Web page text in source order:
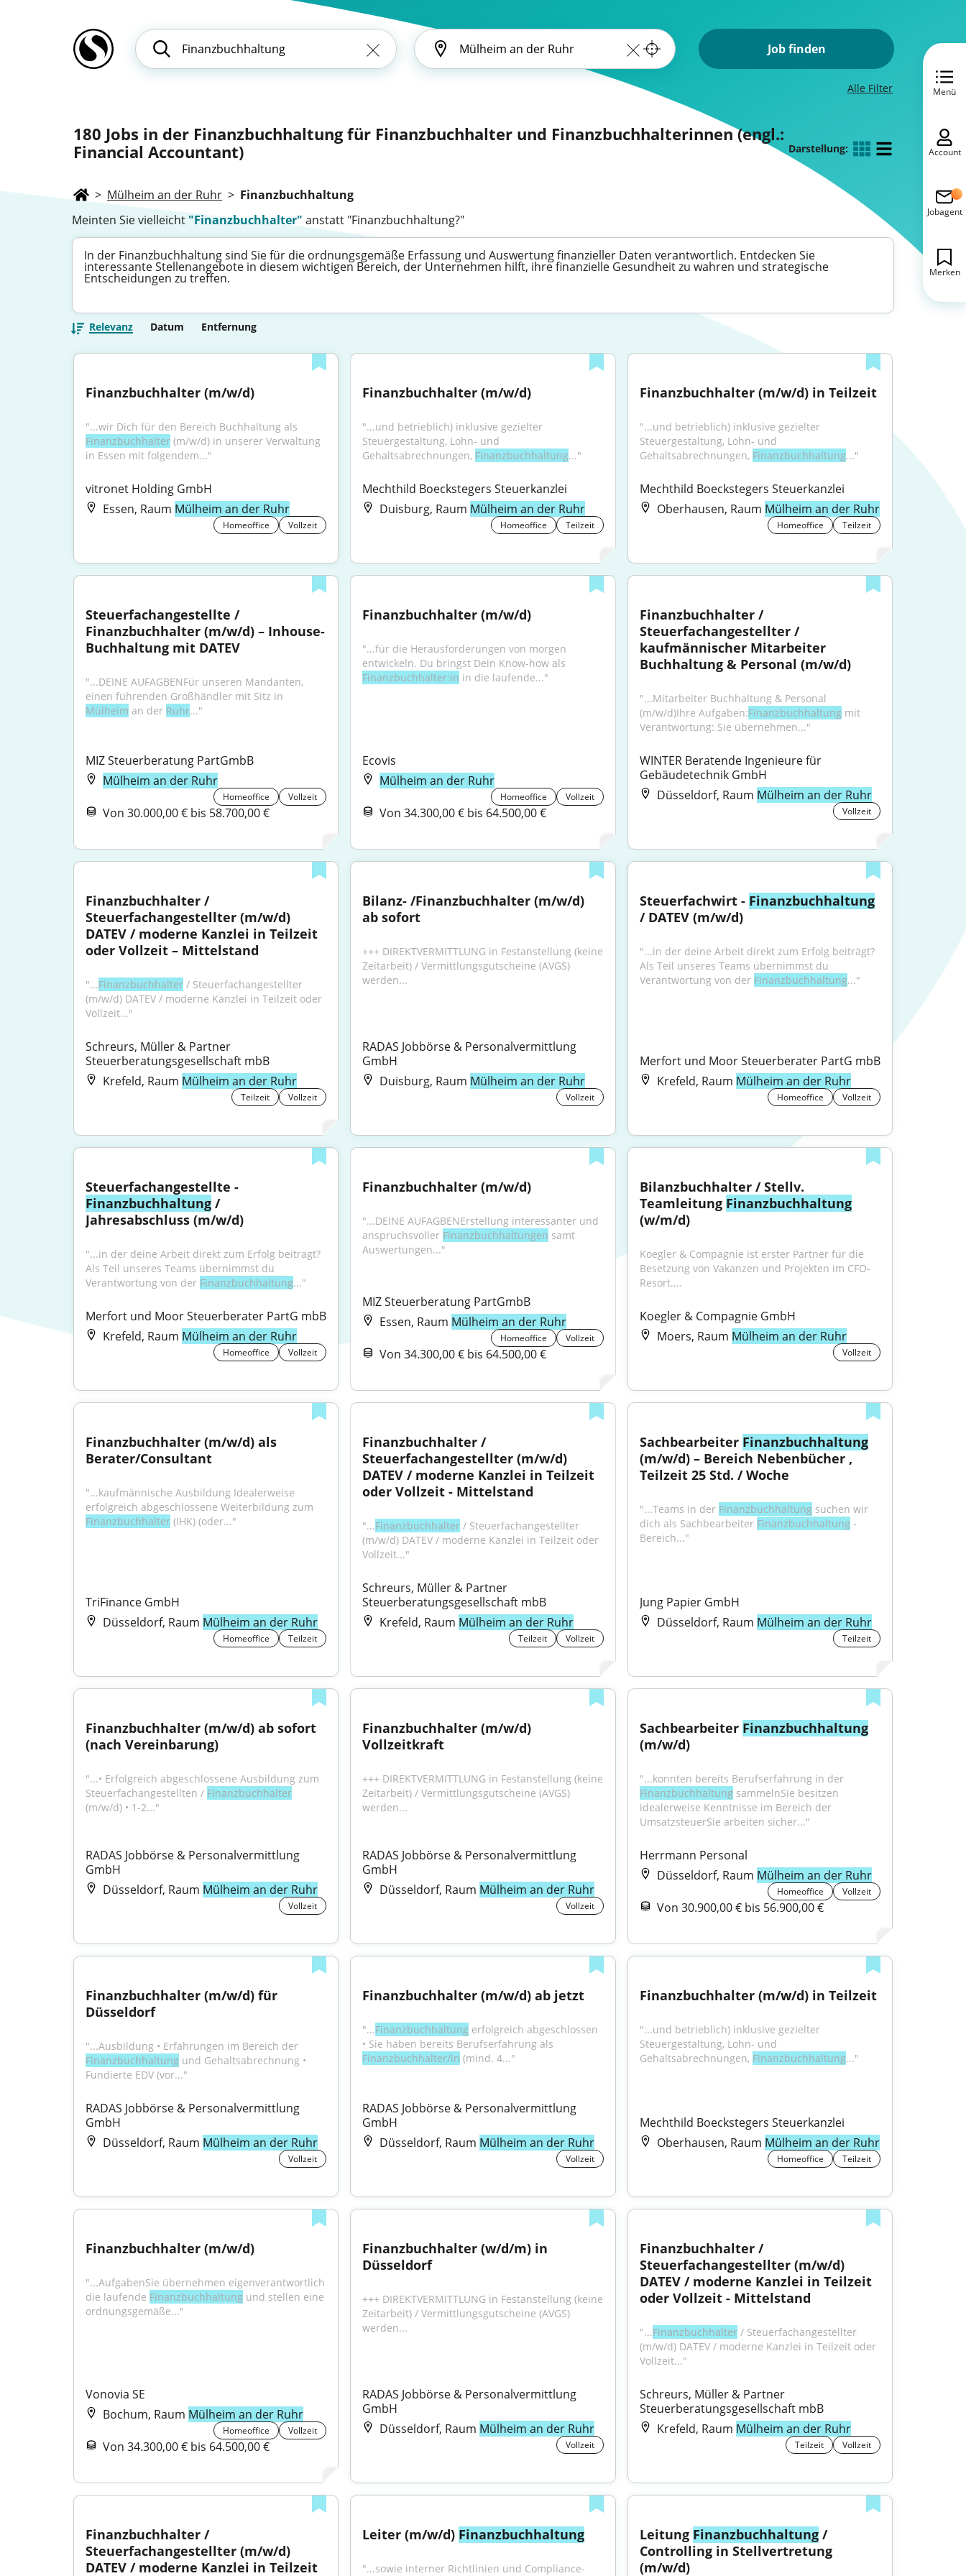
Job finden
Alle Filter
180 Jobs in der Finanzbuchhaltung für Finanzbuchhalter und Finanzbuchhalterinnen (engl.:
Financial Accountant)
Darstellung:
> Mülheim an der Ruhr > Finanzbuchhaltung
Meinten Sie vielleicht "Finanzbuchhalter" anstatt "Finanzbuchhaltung?"
In der Finanzbuchhaltung sind Sie für die ordnungsgemäße Erfassung und Auswertung finanzieller Daten verantwortlich. Entdecken Sie
interessante Stellenangebote in diesem wichtigen Bereich, der Unternehmen hilft, ihre finanzielle Gesundheit zu wahren und strategische
Entscheidungen zu treffen.
Relevanz Datum Entfernung
Finanzbuchhalter (m/w/d)
Finanzbuchhalter (m/w/d) in unserer Verwaltung
in Essen mit folgendem..."
vitronet Holding GmbH
Essen, Raum Mülheim an der Ruhr
Homeoffice Vollzeit
Finanzbuchhalter (m/w/d)
"...und betrieblich) inklusive gezielter
Steuergestaltung, Lohn- und
Gehaltsabrechnungen, Finanzbuchhaltung..."
Mechthild Boeckstegers Steuerkanzlei
Duisburg, Raum Mülheim an der Ruhr
Homeoffice Teilzeit
Finanzbuchhalter (m/w/d) in Teilzeit
"...und betrieblich) inklusive gezielter
Steuergestaltung, Lohn- und
Gehaltsabrechnungen, Finanzbuchhaltung..."
Mechthild Boeckstegers Steuerkanzlei
Oberhausen, Raum Mülheim an der Ruhr
Homeoffice Teilzeit
Steuerfachangestellte /
Finanzbuchhalter (m/w/d) – Inhouse-
Buchhaltung mit DATEV
"...DEINE AUFAGBENFür unseren Mandanten,
Mülheim an der Ruhr..."
MIZ Steuerberatung PartGmbB
Mülheim an der Ruhr
Homeoffice Vollzeit
Von 30.000,00 € bis 58.700,00 €
Finanzbuchhalter (m/w/d)
"...für die Herausforderungen von morgen
Finanzbuchhalter:in in die laufende..."
Ecovis
Mülheim an der Ruhr
Homeoffice Vollzeit
Von 34.300,00 € bis 64.500,00 €
Finanzbuchhalter /
Steuerfachangestellter /
kaufmännischer Mitarbeiter
Buchhaltung & Personal (m/w/d)
"...Mitarbeiter Buchhaltung & Personal
(m/w/d)Ihre Aufgaben:Finanzbuchhaltung mit
Verantwortung: Sie übernehmen..."
WINTER Beratende Ingenieure für
Gebäudetechnik GmbH
Düsseldorf, Raum Mülheim an der Ruhr
Vollzeit
Finanzbuchhalter /
Steuerfachangestellter (m/w/d)
DATEV / moderne Kanzlei in Teilzeit
oder Vollzeit – Mittelstand
"...Finanzbuchhalter / Steuerfachangestellter
(m/w/d) DATEV / moderne Kanzlei in Teilzeit oder
Vollzeit..."
Schreurs, Müller & Partner
Steuerberatungsgesellschaft mbB
Krefeld, Raum Mülheim an der Ruhr
Teilzeit Vollzeit
Bilanz- /Finanzbuchhalter (m/w/d)
ab sofort
+++ DIREKTVERMITTLUNG in Festanstellung (keine
Zeitarbeit) / Vermittlungsgutscheine (AVGS)
werden...
RADAS Jobbörse & Personalvermittlung
GmbH
Duisburg, Raum Mülheim an der Ruhr
Vollzeit
Steuerfachwirt - Finanzbuchhaltung
/ DATEV (m/w/d)
"...in der deine Arbeit direkt zum Erfolg beiträgt?
Als Teil unseres Teams übernimmst du
Verantwortung von der Finanzbuchhaltung..."
Merfort und Moor Steuerberater PartG mbB
Krefeld, Raum Mülheim an der Ruhr
Homeoffice Vollzeit
Finanzbuchhaltung /
Jahresabschluss (m/w/d)
"...in der deine Arbeit direkt zum Erfolg beiträgt?
Als Teil unseres Teams übernimmst du
Verantwortung von der Finanzbuchhaltung..."
Merfort und Moor Steuerberater PartG mbB
Krefeld, Raum Mülheim an der Ruhr
Homeoffice Vollzeit
Finanzbuchhalter (m/w/d)
"...DEINE AUFAGBENErstellung interessanter und
anspruchsvoller Finanzbuchhaltungen samt
Auswertungen..."
MIZ Steuerberatung PartGmbB
Essen, Raum Mülheim an der Ruhr
Homeoffice Vollzeit
Von 34.300,00 € bis 64.500,00 €
Bilanzbuchhalter / Stellv.
Teamleitung Finanzbuchhaltung
(w/m/d)
Koegler & Compagnie ist erster Partner für die
Besetzung von Vakanzen und Projekten im CFO-
Resort....
Koegler & Compagnie GmbH
Moers, Raum Mülheim an der Ruhr
Vollzeit
Finanzbuchhalter (m/w/d) als
Berater/Consultant
"...kaufmännische Ausbildung Idealerweise
Finanzbuchhalter (IHK) (oder..."
TriFinance GmbH
Düsseldorf, Raum Mülheim an der Ruhr
Homeoffice Teilzeit
Finanzbuchhalter /
Steuerfachangestellter (m/w/d)
DATEV / moderne Kanzlei in Teilzeit
oder Vollzeit - Mittelstand
"...Finanzbuchhalter / Steuerfachangestellter
(m/w/d) DATEV / moderne Kanzlei in Teilzeit oder
Vollzeit..."
Schreurs, Müller & Partner
Steuerberatungsgesellschaft mbB
Krefeld, Raum Mülheim an der Ruhr
Teilzeit Vollzeit
Sachbearbeiter Finanzbuchhaltung
(m/w/d) – Bereich Nebenbücher ,
Teilzeit 25 Std. / Woche
"...Teams in der Finanzbuchhaltung suchen wir
dich als Sachbearbeiter Finanzbuchhaltung -
Bereich..."
Jung Papier GmbH
Düsseldorf, Raum Mülheim an der Ruhr
Teilzeit
Finanzbuchhalter (m/w/d) ab sofort
(nach Vereinbarung)
"...• Erfolgreich abgeschlossene Ausbildung zum
Steuerfachangestellten / Finanzbuchhalter
(m/w/d) • 1-2..."
RADAS Jobbörse & Personalvermittlung
GmbH
Düsseldorf, Raum Mülheim an der Ruhr
Vollzeit
Finanzbuchhalter (m/w/d)
Vollzeitkraft
+++ DIREKTVERMITTLUNG in Festanstellung (keine
Zeitarbeit) / Vermittlungsgutscheine (AVGS)
werden...
RADAS Jobbörse & Personalvermittlung
GmbH
Düsseldorf, Raum Mülheim an der Ruhr
Vollzeit
Sachbearbeiter Finanzbuchhaltung
(m/w/d)
"...konnten bereits Berufserfahrung in der
Finanzbuchhaltung sammelnSie besitzen
idealerweise Kenntnisse im Bereich der
UmsatzsteuerSie arbeiten sicher..."
Herrmann Personal
Düsseldorf, Raum Mülheim an der Ruhr
Homeoffice Vollzeit
Von 30.900,00 € bis 56.900,00 €
Finanzbuchhalter (m/w/d) für
Düsseldorf
Finanzbuchhaltung und Gehaltsabrechnung •
Fundierte EDV (vor..."
RADAS Jobbörse & Personalvermittlung
GmbH
Düsseldorf, Raum Mülheim an der Ruhr
Vollzeit
Finanzbuchhalter (m/w/d) ab jetzt
"...Finanzbuchhaltung erfolgreich abgeschlossen
Finanzbuchhalter/in (mind. 4..."
RADAS Jobbörse & Personalvermittlung
GmbH
Düsseldorf, Raum Mülheim an der Ruhr
Vollzeit
Finanzbuchhalter (m/w/d) in Teilzeit
"...und betrieblich) inklusive gezielter
Steuergestaltung, Lohn- und
Gehaltsabrechnungen, Finanzbuchhaltung..."
Mechthild Boeckstegers Steuerkanzlei
Oberhausen, Raum Mülheim an der Ruhr
Homeoffice Teilzeit
Finanzbuchhalter (m/w/d)
"...AufgabenSie übernehmen eigenverantwortlich
die laufende Finanzbuchhaltung und stellen eine
ordnungsgemäße..."
Vonovia SE
Bochum, Raum Mülheim an der Ruhr
Homeoffice Vollzeit
Von 34.300,00 € bis 64.500,00 €
Finanzbuchhalter (w/d/m) in
Düsseldorf
+++ DIREKTVERMITTLUNG in Festanstellung (keine
Zeitarbeit) / Vermittlungsgutscheine (AVGS)
werden...
RADAS Jobbörse & Personalvermittlung
GmbH
Düsseldorf, Raum Mülheim an der Ruhr
Vollzeit
Finanzbuchhalter /
Steuerfachangestellter (m/w/d)
DATEV / moderne Kanzlei in Teilzeit
oder Vollzeit - Mittelstand
"...Finanzbuchhalter / Steuerfachangestellter
(m/w/d) DATEV / moderne Kanzlei in Teilzeit oder
Vollzeit..."
Schreurs, Müller & Partner
Steuerberatungsgesellschaft mbB
Krefeld, Raum Mülheim an der Ruhr
Teilzeit Vollzeit
Finanzbuchhalter /
Steuerfachangestellter (m/w/d)
DATEV / moderne Kanzlei in Teilzeit
Leiter (m/w/d) Finanzbuchhaltung
"...sowie interner Richtlinien und Compliance-
Leitung Finanzbuchhaltung /
Controlling in Stellvertretung
(m/w/d)
Menü
Account
Jobagent
Merken